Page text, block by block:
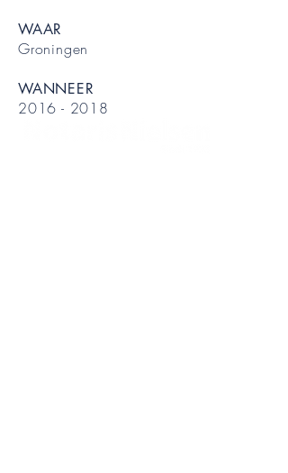
WAAR
Groningen
WANNEER
2016 - 2018